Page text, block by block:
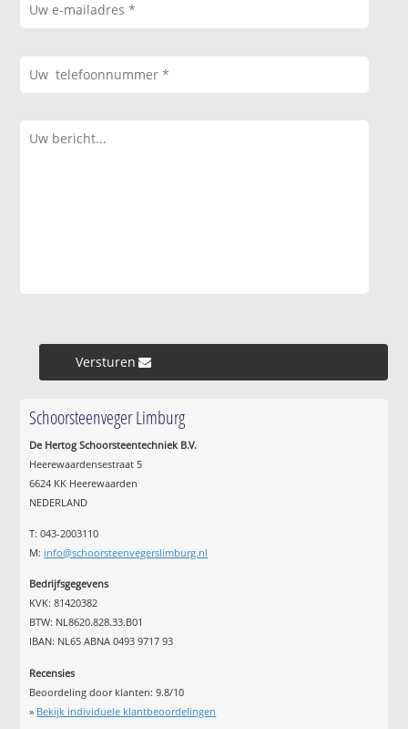
Versturen »
Schoorsteenveger Limburg
De Hertog Schoorsteentechniek B.V.
Heerewaardensestraat 5
6624 KK Heerewaarden
NEDERLAND
T: 043-2003110
M: info@schoorsteenvegerslimburg.nl
Bedrijfsgegevens
KVK: 81420382
BTW: NL8620.828.33.B01
IBAN: NL65 ABNA 0493 9717 93
Recensies
Beoordeling door klanten:9.8/10
» Bekijk individuele klantbeoordelingen